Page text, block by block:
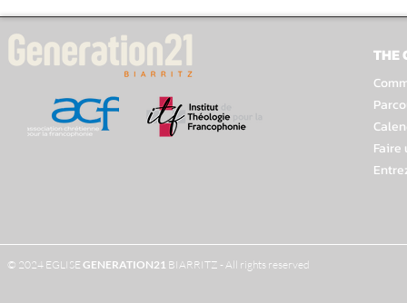
THE
Faire
© 2024 EGLISE GENERATION21 BIARRITZ - All rights reserved